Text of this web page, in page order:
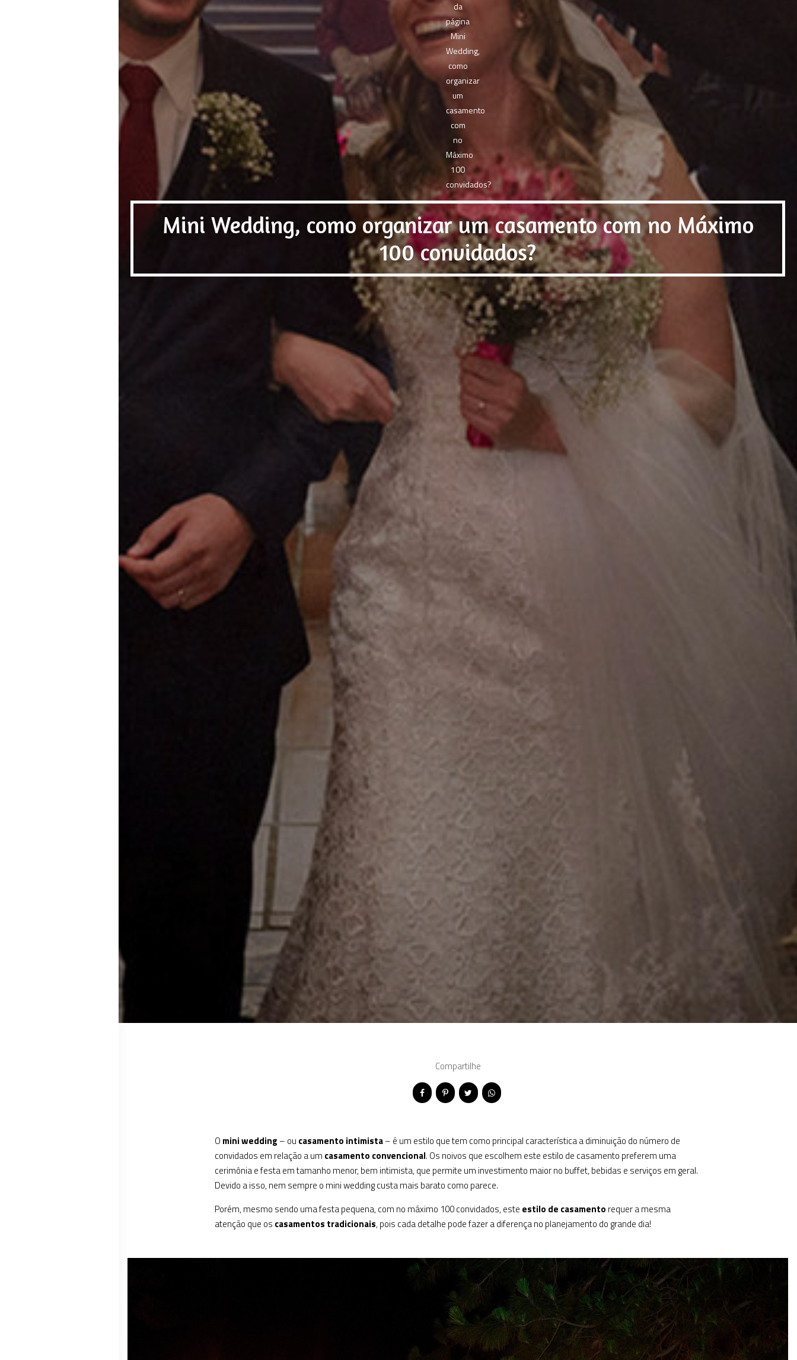
Mini Wedding, como organizar um casamento com no Máximo
100 convidados?
Compartilhe
O mini wedding – ou casamento intimista– é um estilo que tem como principal característica a diminuição do número de
convidados em relação a um casamento convencional. Os noivos que escolhem este estilo de casamento preferem uma
cerimônia e festa em tamanho menor, bem intimista, que permite um investimento maior no buffet, bebidas e serviços em geral.
Devido a isso, nem sempre o mini wedding custa mais barato como parece.
Porém, mesmo sendo uma festa pequena, com no máximo 100 convidados, este estilo de casamento requer a mesma
atenção que os casamentos tradicionais, pois cada detalhe pode fazer a diferença no planejamento do grande dia!